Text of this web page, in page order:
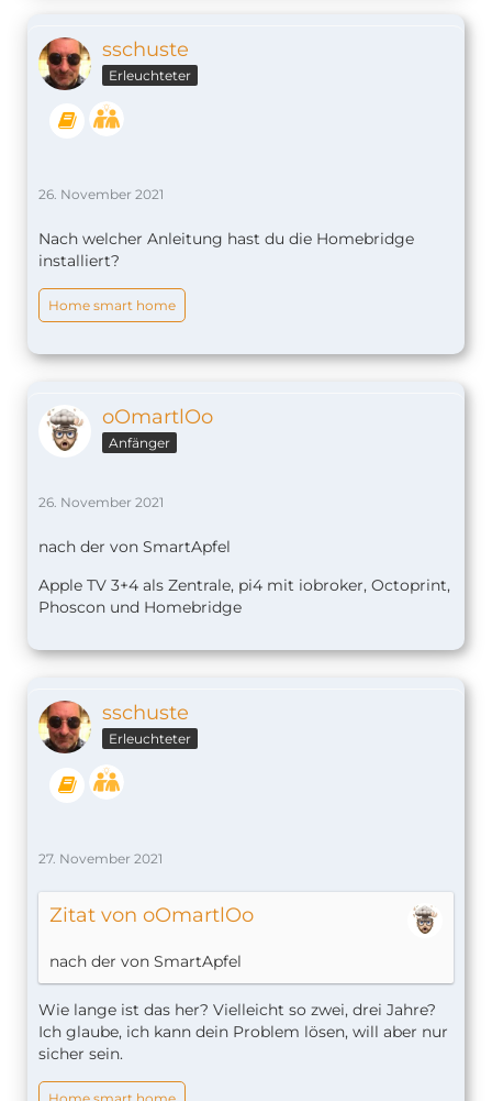
sschuste
Erleuchteter
26. November 2021
Nach welcher Anleitung hast du die Homebridge
installiert?
Home smart home
oOmartlOo
Anfänger
26. November 2021
nach der von SmartApfel
Apple TV 3+4 als Zentrale, pi4 mit iobroker, Octoprint,
Phoscon und Homebridge
sschuste
Erleuchteter
27. November 2021
Zitat von oOmartlOo
nach der von SmartApfel
Wie lange ist das her? Vielleicht so zwei, drei Jahre?
Ich glaube, ich kann dein Problem lösen, will aber nur
sicher sein.